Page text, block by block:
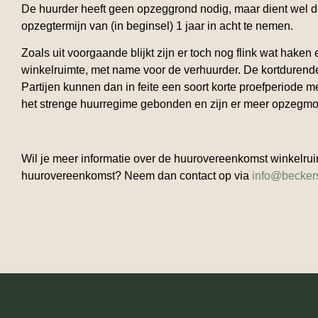
De huurder heeft geen opzeggrond nodig, maar dient wel
opzegtermijn van (in beginsel) 1 jaar in acht te nemen.
Zoals uit voorgaande blijkt zijn er toch nog flink wat
winkelruimte, met name voor de verhuurder. De
Partijen kunnen dan in feite een soort korte proefperiode
het strenge huurregime gebonden en zijn er meer
Wil je meer informatie over de huurovereenkomst
huurovereenkomst? Neem dan contact op via